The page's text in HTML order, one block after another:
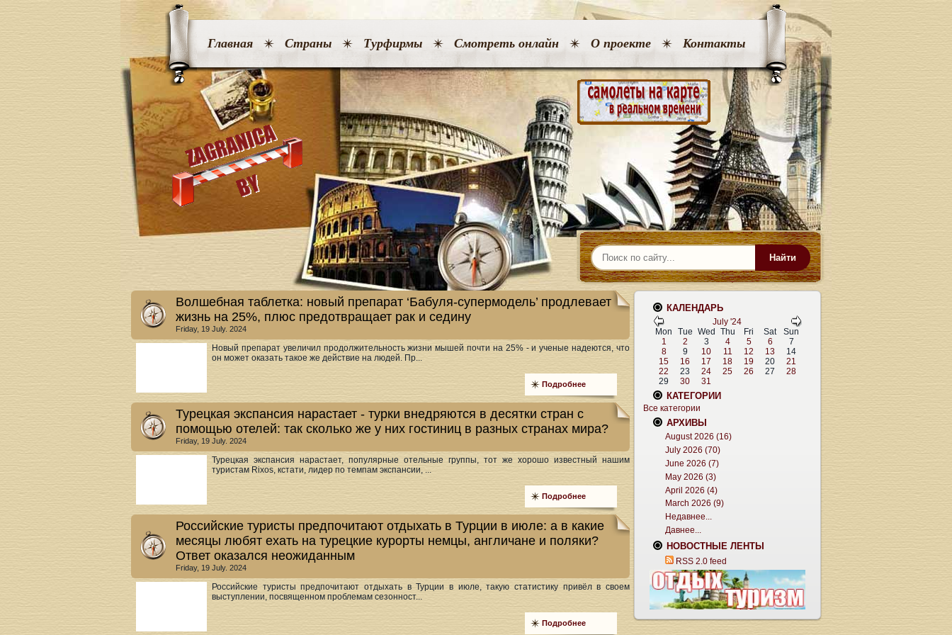
Главная Страны Турфирмы Смотреть онлайн О проекте Контакты
Найти
Волшебная таблетка: новый препарат ‘Бабуля-супермодель’ продлевает
жизнь на 25%, плюс предотвращает рак и седину
Friday, 19 July. 2024
Новый препарат увеличил продолжительность жизни мышей почти на 25% - и ученые надеются, что
он может оказать такое же действие на людей. Пр...
Подробнее
Турецкая экспансия нарастает - турки внедряются в десятки стран с
помощью отелей: так сколько же у них гостиниц в разных странах мира?
Friday, 19 July. 2024
Турецкая экспансия нарастает, популярные отельные группы, тот же хорошо известный нашим
туристам Rixos, кстати, лидер по темпам экспансии, ...
Подробнее
Российские туристы предпочитают отдыхать в Турции в июле: а в какие
месяцы любят ехать на турецкие курорты немцы, англичане и поляки?
Ответ оказался неожиданным
Friday, 19 July. 2024
Российские туристы предпочитают отдыхать в Турции в июле, такую статистику привёл в своем
выступлении, посвященном проблемам сезонност...
Подробнее
КАЛЕНДАРЬ
July '24
Mon
Tue Wed Thu Fri Sat
Sun
1
2 3 4 5 6
7
8
9 10 11 12 13
14
15
16 17 18 19 20
21
22
23 24 25 26 27
28
29
30 31
КАТЕГОРИИ
Все категории
АРХИВЫ
August 2026 (16)
July 2026 (70)
June 2026 (7)
May 2026 (3)
April 2026 (4)
March 2026 (9)
Недавнее...
Давнее...
НОВОСТНЫЕ ЛЕНТЫ
RSS 2.0 feed